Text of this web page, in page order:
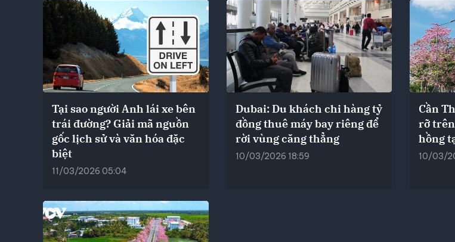
Tại sao người Anh lái xe bên
trái đường? Giải mã nguồn
gốc lịch sử và văn hóa đặc
biệt
11/03/2026 05:04
Dubai: Du khách chi hàng tỷ
đồng thuê máy bay riêng để
rời vùng căng thẳng
10/03/2026 18:59
Cần
rỡ
hồng
10/03/